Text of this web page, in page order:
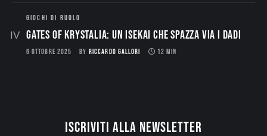
GIOCHI DI RUOLO
Gates of Krystalia: Un Isekai che spazza via i dadi
6 OTTOBRE 2025 BY RICCARDO GALLORI 12 MIN
Iscriviti alla newsletter